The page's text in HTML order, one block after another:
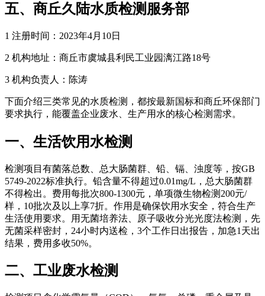
五、商丘久陆水质检测服务部
1 注册时间：2023年4月10日
2 机构地址：商丘市虞城县利民工业园漓江路18号
3 机构负责人：陈涛
下面介绍三类常见的水质检测，都按最新国标和商丘环保部门
要求执行，能覆盖企业废水、生产用水的核心检测需求。
一、生活饮用水检测
检测项目有菌落总数、总大肠菌群、铅、镉、浊度等，按GB
5749-2022标准执行。铅含量不得超过0.01mg/L，总大肠菌群
不得检出。费用每批次800-1300元，单项微生物检测200元/
样，10批次及以上享7折。作用是确保饮用水安全，符合生产
生活使用要求。用无菌培养法、原子吸收分光光度法检测，先
无菌采样密封，24小时内送检，3个工作日出报告，加急1天出
结果，费用多收50%。
二、工业废水检测